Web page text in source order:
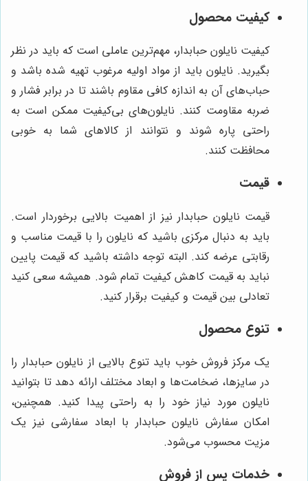
کیفیت محصول
کیفیت نایلون حبابدار، مهم‌ترین عاملی است که باید در نظر
بگیرید. نایلون باید از مواد اولیه مرغوب تهیه شده باشد و
حباب‌های آن به اندازه کافی مقاوم باشند تا در برابر فشار و
ضربه مقاومت کنند. نایلون‌های بی‌کیفیت ممکن است به
راحتی پاره شوند و نتوانند از کالاهای شما به خوبی
محافظت کنند.
قیمت
قیمت نایلون حبابدار نیز از اهمیت بالایی برخوردار است.
باید به دنبال مرکزی باشید که نایلون را با قیمت مناسب و
رقابتی عرضه کند. البته توجه داشته باشید که قیمت پایین
نباید به قیمت کاهش کیفیت تمام شود. همیشه سعی کنید
تعادلی بین قیمت و کیفیت برقرار کنید.
تنوع محصول
یک مرکز فروش خوب باید تنوع بالایی از نایلون حبابدار را
در سایزها، ضخامت‌ها و ابعاد مختلف ارائه دهد تا بتوانید
نایلون مورد نیاز خود را به راحتی پیدا کنید. همچنین،
امکان سفارش نایلون حبابدار با ابعاد سفارشی نیز یک
مزیت محسوب می‌شود.
خدمات پس از فروش